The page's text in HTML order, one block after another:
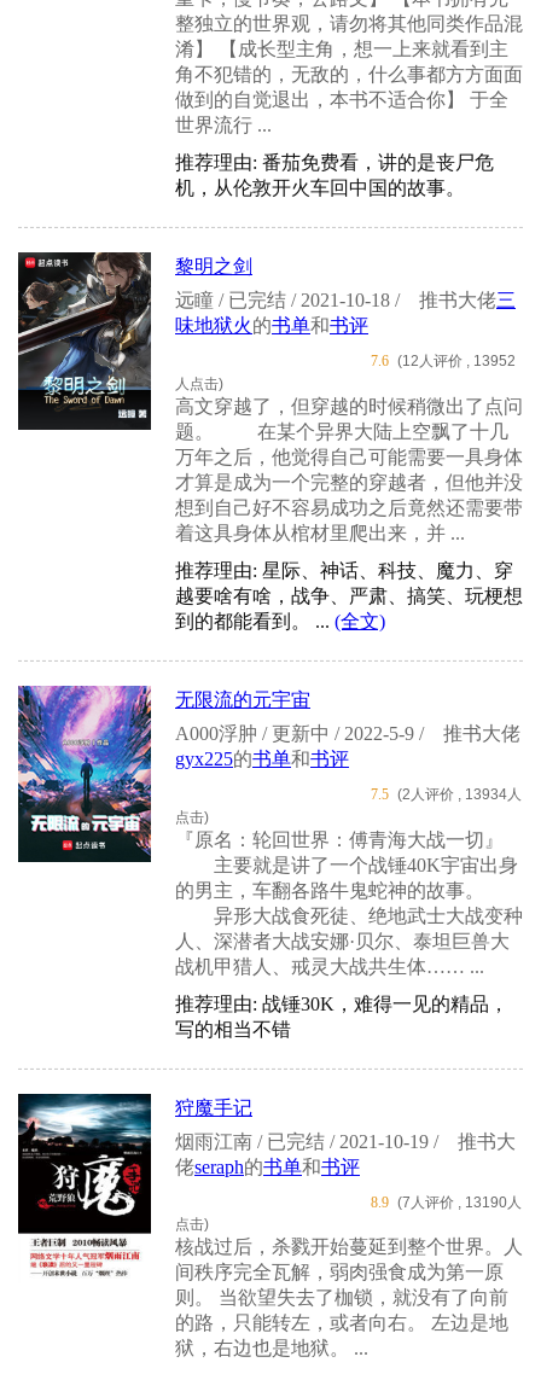
整独立的世界观，请勿将其他同类作品混
淆】 【成长型主角，想一上来就看到主
角不犯错的，无敌的，什么事都方方面面
做到的自觉退出，本书不适合你】 于全
世界流行 ...
推荐理由: 番茄免费看，讲的是丧尸危
机，从伦敦开火车回中国的故事。
黎明之剑
远瞳 / 已完结 / 2021-10-18 /
推书大佬三
味地狱火的书单和书评
7.6 (12人评价 , 13952
人点击)
高文穿越了，但穿越的时候稍微出了点问
题。 在某个异界大陆上空飘了十几
万年之后，他觉得自己可能需要一具身体
才算是成为一个完整的穿越者，但他并没
想到自己好不容易成功之后竟然还需要带
着这具身体从棺材里爬出来，并 ...
推荐理由: 星际、神话、科技、魔力、穿
越要啥有啥，战争、严肃、搞笑、玩梗想
到的都能看到。 ... (全文)
无限流的元宇宙
A000浮肿 / 更新中 / 2022-5-9 /
推书大佬
gyx225的书单和书评
7.5 (2人评价 , 13934人
点击)
『原名：轮回世界：傅青海大战一切』
主要就是讲了一个战锤40K宇宙出身
的男主，车翻各路牛鬼蛇神的故事。
异形大战食死徒、绝地武士大战变种
人、深潜者大战安娜·贝尔、泰坦巨兽大
战机甲猎人、戒灵大战共生体…… ...
推荐理由: 战锤30K，难得一见的精品，
写的相当不错
狩魔手记
烟雨江南 / 已完结 / 2021-10-19 /
推书大
佬seraph的书单和书评
8.9 (7人评价 , 13190人
点击)
核战过后，杀戮开始蔓延到整个世界。人
间秩序完全瓦解，弱肉强食成为第一原
则。 当欲望失去了枷锁，就没有了向前
的路，只能转左，或者向右。 左边是地
狱，右边也是地狱。 ...